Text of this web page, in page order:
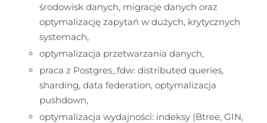
środowisk danych, migracje danych oraz
optymalizację zapytań w dużych, krytycznych
systemach,
optymalizacja przetwarzania danych,
praca z Postgres_fdw: distributed queries,
sharding, data federation, optymalizacja
pushdown,
optymalizacja wydajności: indeksy (Btree, GIN,